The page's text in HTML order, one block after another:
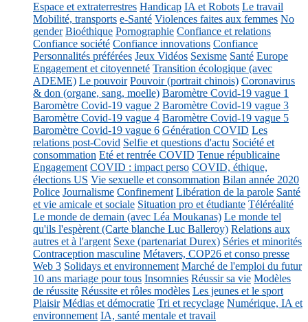
Espace et extraterrestres Handicap IA et Robots Le travail
Mobilité, transports e-Santé Violences faites aux femmes No
gender Bioéthique Pornographie Confiance et relations
Confiance société Confiance innovations Confiance
Personnalités préférées Jeux Vidéos Sexisme Santé Europe
Engagement et citoyenneté Transition écologique (avec
ADEME) Le pouvoir Pouvoir (portrait chinois) Coronavirus
& don (organe, sang, moelle) Baromètre Covid-19 vague 1
Baromètre Covid-19 vague 2 Baromètre Covid-19 vague 3
Baromètre Covid-19 vague 4 Baromètre Covid-19 vague 5
Baromètre Covid-19 vague 6 Génération COVID Les
relations post-Covid Selfie et questions d'actu Société et
consommation Eté et rentrée COVID Tenue républicaine
Engagement COVID : impact perso COVID, éthique,
élections US Vie sexuelle et consommation Bilan année 2020
Police Journalisme Confinement Libération de la parole Santé
et vie amicale et sociale Situation pro et étudiante Téléréalité
Le monde de demain (avec Léa Moukanas) Le monde tel
qu'ils l'espèrent (Carte blanche Luc Balleroy) Relations aux
autres et à l'argent Sexe (partenariat Durex) Séries et minorités
Contraception masculine Métavers, COP26 et conso presse
Web 3 Solidays et environnement Marché de l'emploi du futur
10 ans mariage pour tous Insomnies Réussir sa vie Modèles
de réussite Réussite et rôles modèles Les jeunes et le sport
Plaisir Médias et démocratie Tri et recyclage Numérique, IA et
environnement IA, santé mentale et travail